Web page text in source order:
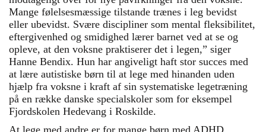
Mange følelsesmæssige tilstande trænes i leg bevidst
eller ubevidst. Svære discipliner som mental fleksibilitet,
eftergivenhed og smidighed lærer barnet ved at se og
opleve, at den voksne praktiserer det i legen,” siger
Hanne Bendix. Hun har angiveligt haft stor succes med
at lære autistiske børn til at lege med hinanden uden
hjælp fra voksne i kraft af sin systematiske legetræning
på en række danske specialskoler som for eksempel
Fjordskolen Hedevang i Roskilde.